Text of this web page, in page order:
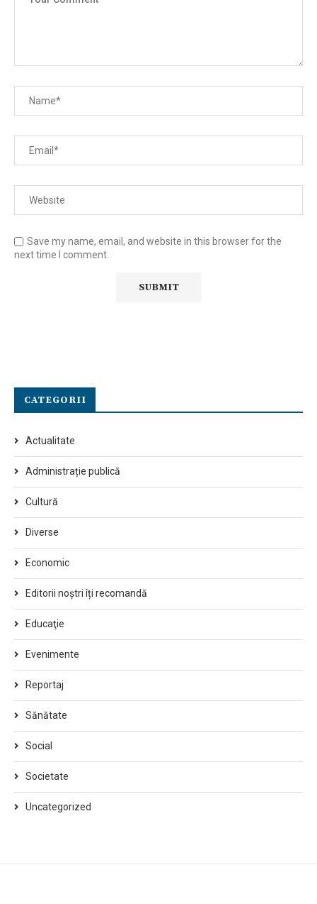
Save my name, email, and website in this browser for the
next time I comment.
CATEGORII
Actualitate
Administrație publică
Cultură
Diverse
Economic
Editorii noștri îți recomandă
Educaţie
Evenimente
Reportaj
Sănătate
Social
Societate
Uncategorized